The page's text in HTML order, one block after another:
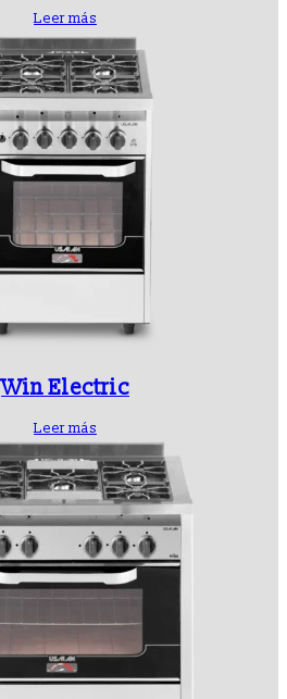
Leer más
Win Electric
Leer más